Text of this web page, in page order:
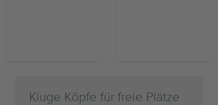
Kluge Köpfe für freie Plätze